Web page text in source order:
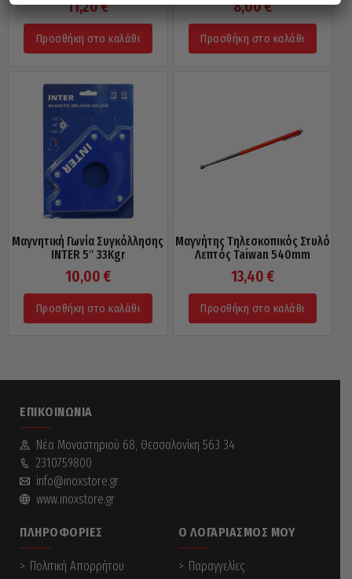
11,20€
Προσθήκη στο καλάθι
8,00€
Προσθήκη στο καλάθι
Μαγνητική Γωνία Συγκόλλησης
INTER 5″ 33Kgr
10,00 €
Προσθήκη στο καλάθι
Μαγνήτης Τηλεσκοπικός Στυλό
Λεπτός Taiwan 540mm
13,40 €
Προσθήκη στο καλάθι
ΕΠΙΚΟΙΝΩΝΊΑ
Νέα Mοναστηριού 68, Θεσσαλονίκη 563 34
2310759800
info@inoxstore.gr
www.inoxstore.gr
ΠΛΗΡΟΦΟΡΊΕΣ
Πολιτική Απορρήτου
Ο ΛΟΓΑΡΙΑΣΜΌΣ ΜΟΥ
Παραγγελίες